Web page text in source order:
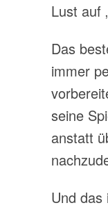
Lust auf
Das
immer
seine
anstatt
Und das